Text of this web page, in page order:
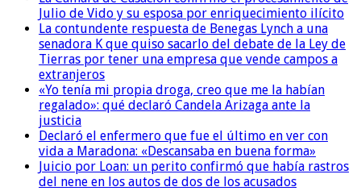
Julio de Vido y su esposa por enriquecimiento ilícito
La contundente respuesta de Benegas Lynch a una
senadora K que quiso sacarlo del debate de la Ley de
Tierras por tener una empresa que vende campos a
extranjeros
«Yo tenía mi propia droga, creo que me la habían
regalado»: qué declaró Candela Arizaga ante la
justicia
Declaró el enfermero que fue el último en ver con
vida a Maradona: «Descansaba en buena forma»
Juicio por Loan: un perito confirmó que había rastros
del nene en los autos de dos de los acusados